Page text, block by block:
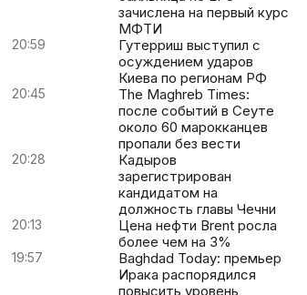
зачислена на первый курс
МФТИ
20:59
Гутерриш выступил с
осуждением ударов
Киева по регионам РФ
20:45
The Maghreb Times:
после событий в Сеуте
около 60 марокканцев
пропали без вести
20:28
Кадыров
зарегистрирован
кандидатом на
должность главы Чечни
20:13
Цена нефти Brent росла
более чем на 3%
19:57
Baghdad Today: премьер
Ирака распорядился
повысить уровень